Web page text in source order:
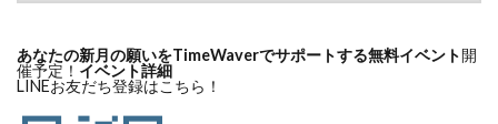
あなたの新月の願いをTimeWaverでサポートする無料イベント開
催予定！ イベント詳細
LINEお友だち登録はこちら！